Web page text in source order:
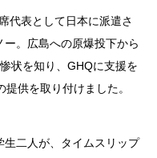
代表として日本に派遣さ
。広島への原爆投下から
状を知り、GHQに支援を
供を取り付けました。
生二人が、タイムスリップ